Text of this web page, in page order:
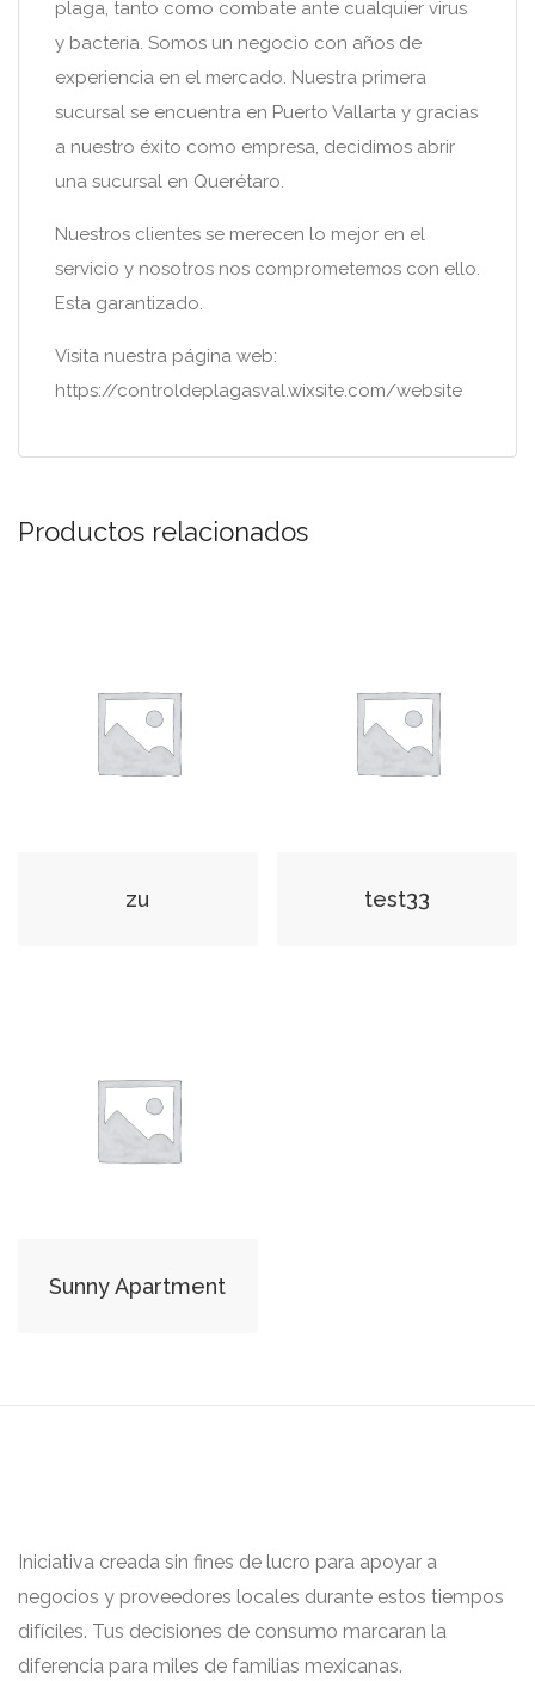
plaga, tanto como combate ante cualquier virus
y bacteria. Somos un negocio con años de
experiencia en el mercado. Nuestra primera
sucursal se encuentra en Puerto Vallarta y gracias
a nuestro éxito como empresa, decidimos abrir
una sucursal en Querétaro.
Nuestros clientes se merecen lo mejor en el
servicio y nosotros nos comprometemos con ello.
Esta garantizado.
Visita nuestra página web:
https://controldeplagasval.wixsite.com/website
Productos relacionados
zu test33
Sunny Apartment
Iniciativa creada sin fines de lucro para apoyar a
negocios y proveedores locales durante estos tiempos
difíciles. Tus decisiones de consumo marcaran la
diferencia para miles de familias mexicanas.